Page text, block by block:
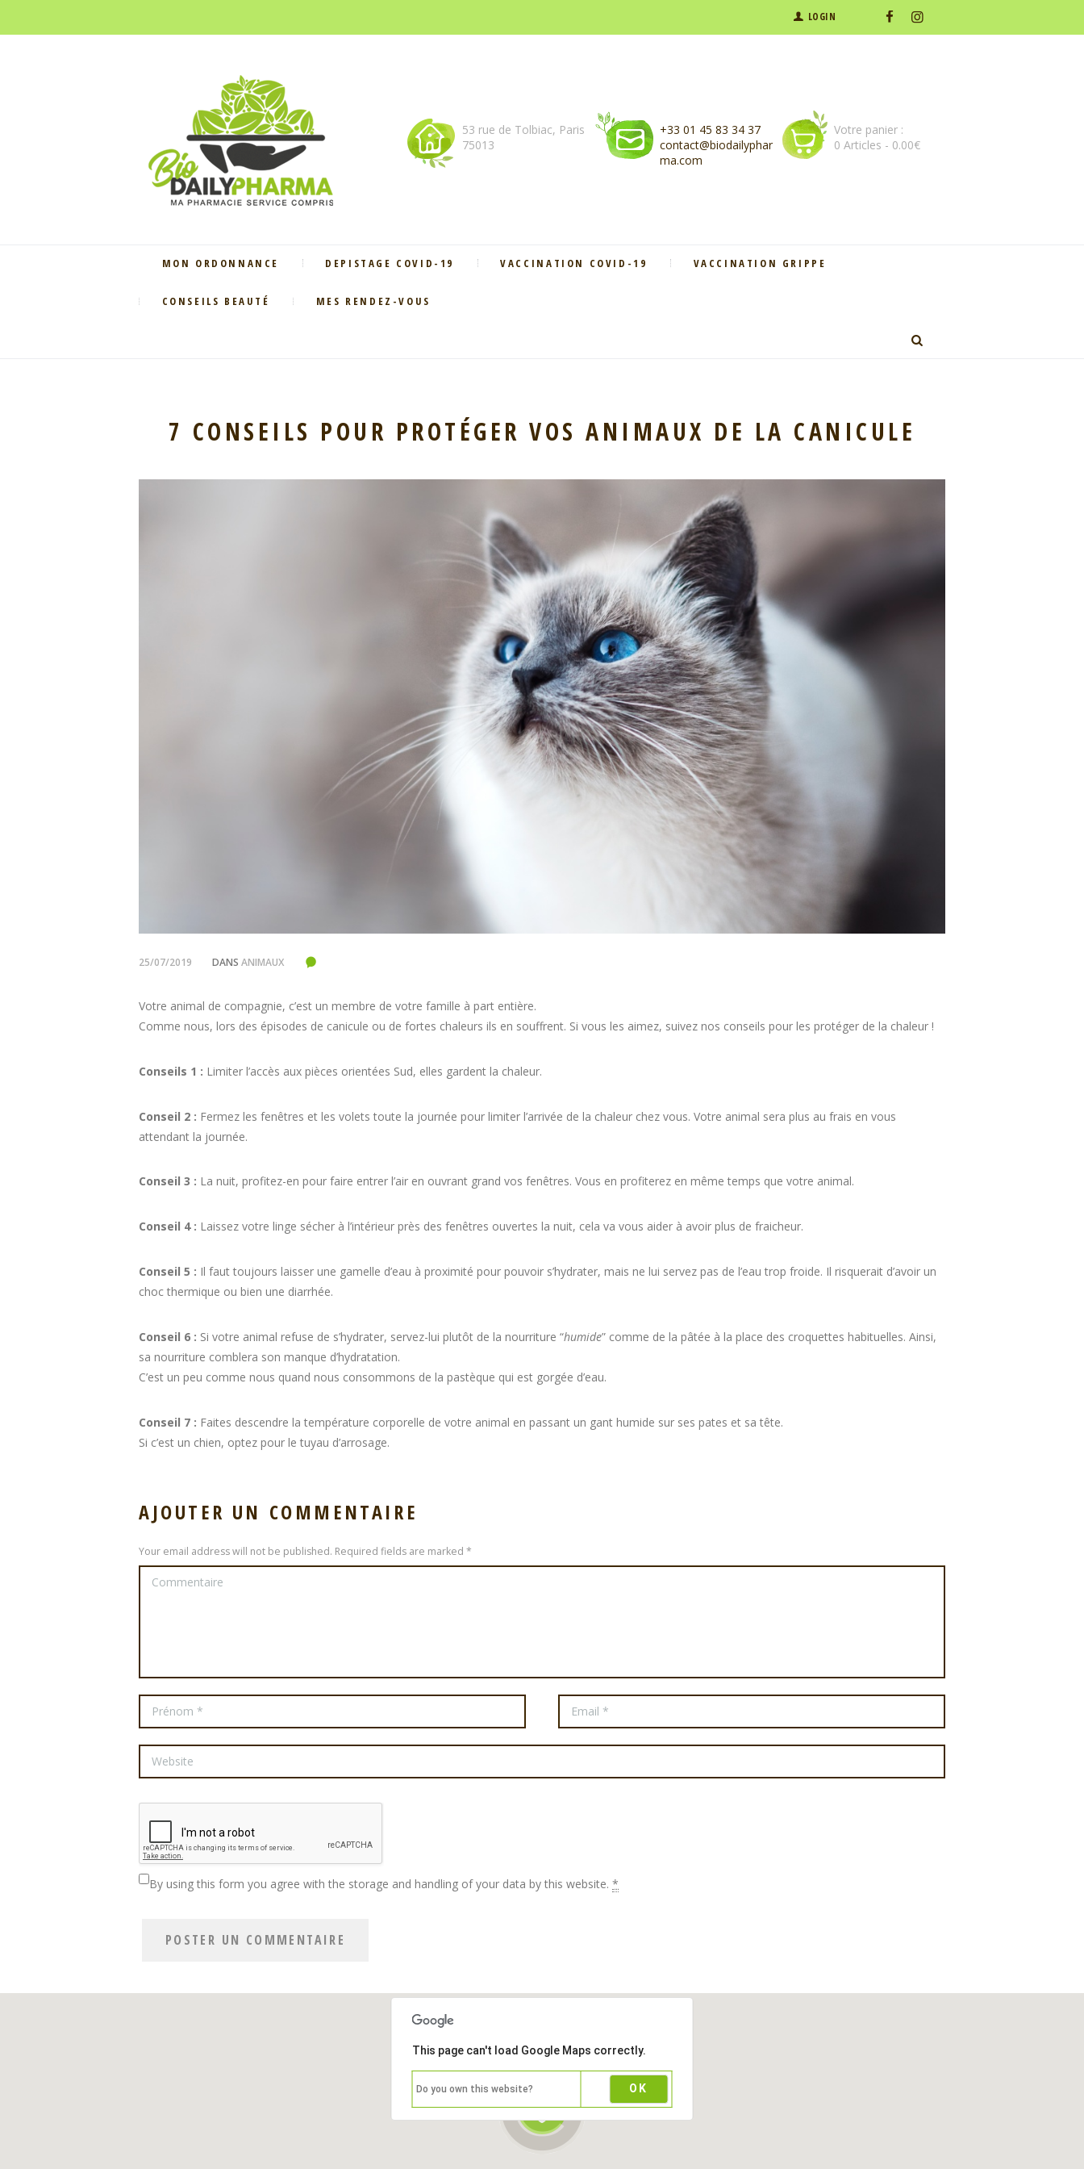
LOGIN
53 rue de Tolbiac, Paris
75013
+33 01 45 83 34 37
contact@biodailyphar
ma.com
Votre panier :
0 Articles - 0.00€
MON ORDONNANCE DEPISTAGE COVID-19 VACCINATION COVID-19 VACCINATION GRIPPE
CONSEILS BEAUTÉ MES RENDEZ-VOUS
7 CONSEILS POUR PROTÉGER VOS ANIMAUX DE LA CANICULE
25/07/2019 DANS ANIMAUX
Votre animal de compagnie, c’est un membre de votre famille à part entière.
Comme nous, lors des épisodes de canicule ou de fortes chaleurs ils en souffrent. Si vous les aimez, suivez nos conseils pour les protéger de la chaleur !
Conseils 1 : Limiter l’accès aux pièces orientées Sud, elles gardent la chaleur.
Conseil 2 : Fermez les fenêtres et les volets toute la journée pour limiter l’arrivée de la chaleur chez vous. Votre animal sera plus au frais en vous
attendant la journée.
Conseil 3 : La nuit, profitez-en pour faire entrer l’air en ouvrant grand vos fenêtres. Vous en profiterez en même temps que votre animal.
Conseil 4 : Laissez votre linge sécher à l’intérieur près des fenêtres ouvertes la nuit, cela va vous aider à avoir plus de fraicheur.
Conseil 5 : Il faut toujours laisser une gamelle d’eau à proximité pour pouvoir s’hydrater, mais ne lui servez pas de l’eau trop froide. Il risquerait d’avoir un
choc thermique ou bien une diarrhée.
Conseil 6 : Si votre animal refuse de s’hydrater, servez-lui plutôt de la nourriture “humide” comme de la pâtée à la place des croquettes habituelles. Ainsi,
sa nourriture comblera son manque d’hydratation.
C’est un peu comme nous quand nous consommons de la pastèque qui est gorgée d’eau.
Conseil 7 : Faites descendre la température corporelle de votre animal en passant un gant humide sur ses pates et sa tête.
Si c’est un chien, optez pour le tuyau d’arrosage.
AJOUTER UN COMMENTAIRE
Your email address will not be published. Required fields are marked *
By using this form you agree with the storage and handling of your data by this website. *
This page can't load Google Maps correctly.
Do you own this website? OK